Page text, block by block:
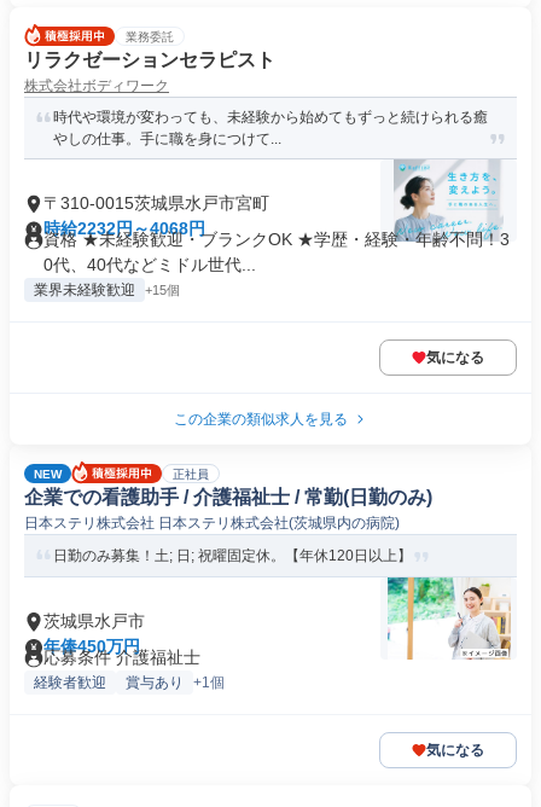
業務委託
リラクゼーションセラピスト
株式会社ボディワーク
時代や環境が変わっても、未経験から始めてもずっと続けられる癒
やしの仕事。手に職を身につけて...
〒310-0015茨城県水戸市宮町
時給2232円～4068円
資格 ★未経験歓迎・ブランクOK ★学歴・経験・年齢不問！3
0代、40代などミドル世代...
業界未経験歓迎 +15個
気になる
この企業の類似求人を見る
NEW 正社員
企業での看護助手 / 介護福祉士 / 常勤(日勤のみ)
日本ステリ株式会社 日本ステリ株式会社(茨城県内の病院)
日勤のみ募集！土; 日; 祝曜固定休。【年休120日以上】
茨城県水戸市
年俸450万円
応募条件 介護福祉士
経験者歓迎 賞与あり +1個
気になる